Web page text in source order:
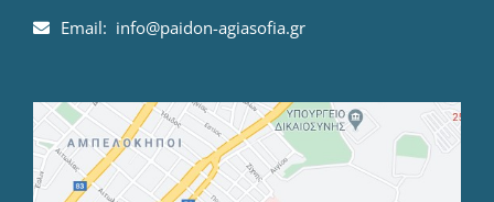
Email: info@paidon-agiasofia.gr